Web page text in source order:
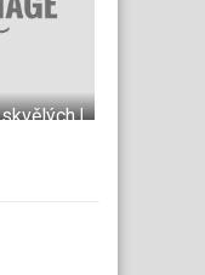
krytin do bytu